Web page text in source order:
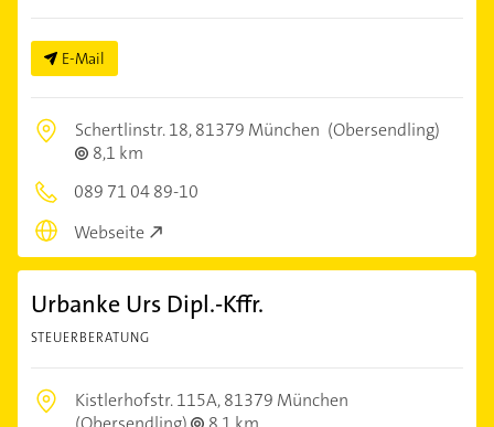
E-Mail
Schertlinstr. 18,81379 München (Obersendling)
8,1 km
089 71 04 89-10
Webseite
Urbanke Urs Dipl.-Kffr.
STEUERBERATUNG
Kistlerhofstr. 115A,81379 München